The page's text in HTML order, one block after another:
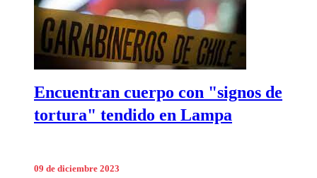
Encuentran cuerpo con "signos de
tortura" tendido en Lampa
09 de diciembre 2023